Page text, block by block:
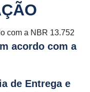
com a NBR 13.752
acordo com a
de Entrega e